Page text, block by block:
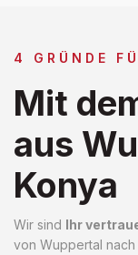
4 GRÜNDE
Mit
aus
Konya
Wir sind Ihr
von Wuppertal